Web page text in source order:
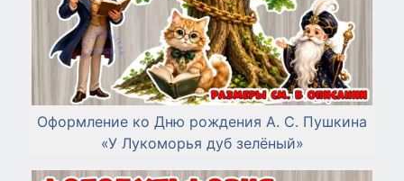
Оформление ко Дню рождения А. С. Пушкина
«У Лукоморья дуб зелёный»